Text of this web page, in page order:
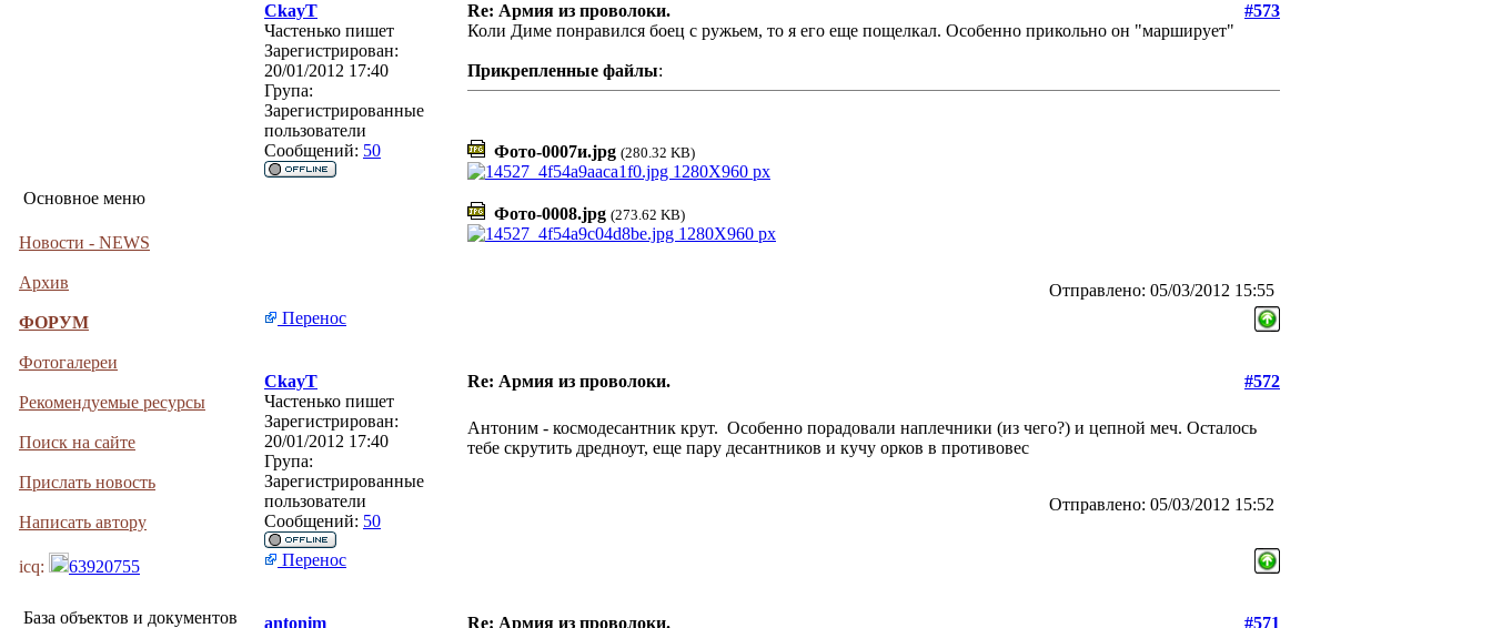
Основное меню
Новости - NEWS
Архив
ФОРУМ
Фотогалереи
Рекомендуемые ресурсы
Поиск на сайте
Прислать новость
Написать автору
icq: 63920755
База объектов и документов
CkayT Re: Армия из проволоки.
#573
Частенько пишет
Зарегистрирован:
20/01/2012 17:40
Група:
Зарегистрированные
пользователи
Сообщений: 50
Коли Диме понравился боец с ружьем, то я его еще пощелкал. Особенно прикольно он "марширует"
Прикрепленные файлы:
Фото-0007и.jpg (280.32 KB)
Фото-0008.jpg (273.62 KB)
Отправлено: 05/03/2012 15:55
Перенос
CkayT Re: Армия из проволоки.
#572
Частенько пишет
Зарегистрирован:
20/01/2012 17:40
Група:
Зарегистрированные
пользователи
Сообщений: 50
Антоним - космодесантник крут. Особенно порадовали наплечники (из чего?) и цепной меч. Осталось
тебе скрутить дредноут, еще пару десантников и кучу орков в противовес
Отправлено: 05/03/2012 15:52
Перенос
antonim Re: Армия из проволоки.
#571